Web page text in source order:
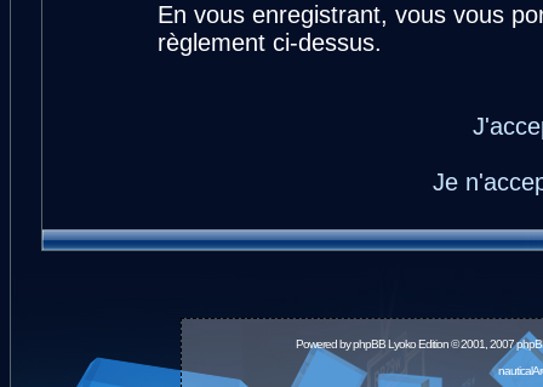
En vous enregistrant, vous vous
règlement ci-dessus.
Je
Powered byphpBBLyoko Edition © 2001, 2007